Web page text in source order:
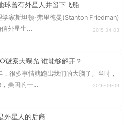
球曾有外星人并留下飞船
学家斯坦顿-弗里德曼(Stanton Friedman)
外星生...
2015-04-03
谜案大曝光 谁能够解开？
，很多事情就跑出我们的大脑了。当时，
美国的一...
2016-09-09
外星人的后裔